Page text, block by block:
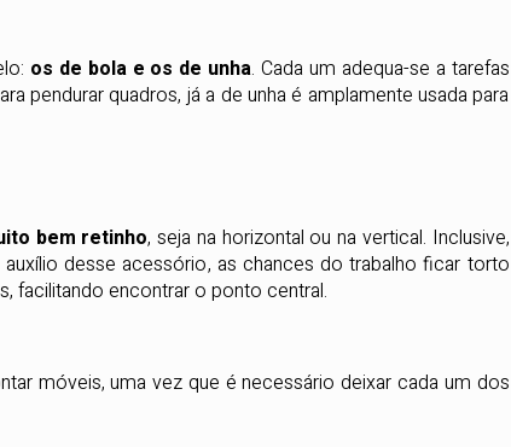
os de bola e os de unha. Cada um adequa-se a tarefas
pendurar quadros, já a de unha é amplamente usada para
bem retinho, seja na horizontal ou na vertical. Inclusive,
desse acessório, as chances do trabalho ficar torto
facilitando encontrar o ponto central.
móveis, uma vez que é necessário deixar cada um dos